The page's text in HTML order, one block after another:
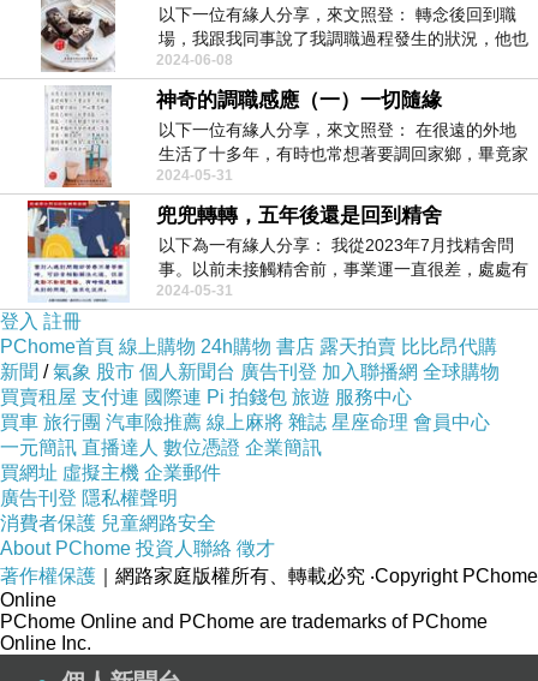
以下一位有緣人分享，來文照登： 轉念後回到職
場，我跟我同事說了我調職過程發生的狀況，他也
很驚訝...
2024-06-08
神奇的調職感應（一）一切隨緣
以下一位有緣人分享，來文照登： 在很遠的外地
生活了十多年，有時也常想著要調回家鄉，畢竟家
人...
2024-05-31
兜兜轉轉，五年後還是回到精舍
以下為一有緣人分享： 我從2023年7月找精舍問
事。以前未接觸精舍前，事業運一直很差，處處有
小...
2024-05-31
登入 註冊
PChome首頁 線上購物 24h購物 書店 露天拍賣 比比昂代購
新聞 /氣象 股市 個人新聞台 廣告刊登 加入聯播網 全球購物
買賣租屋 支付連 國際連 Pi 拍錢包 旅遊 服務中心
買車 旅行團 汽車險推薦 線上麻將 雜誌 星座命理 會員中心
一元簡訊 直播達人 數位憑證 企業簡訊
買網址 虛擬主機 企業郵件
廣告刊登 隱私權聲明
消費者保護 兒童網路安全
About PChome 投資人聯絡 徵才
著作權保護 ｜網路家庭版權所有、轉載必究 ‧Copyright PChome
Online
PChome Online and PChome are trademarks of PChome
Online Inc.